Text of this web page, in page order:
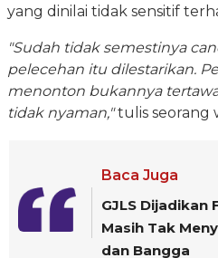
yang dinilai tidak sensitif
"Sudah tidak semestinya
pelecehan itu dilestarikan.
menonton bukannya
tidak nyaman,"tulis seorang
Baca Juga
GJLS Dijadikan
Masih Tak
dan Bangga